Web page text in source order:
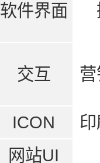
软件界面
交互
ICON
网站UI